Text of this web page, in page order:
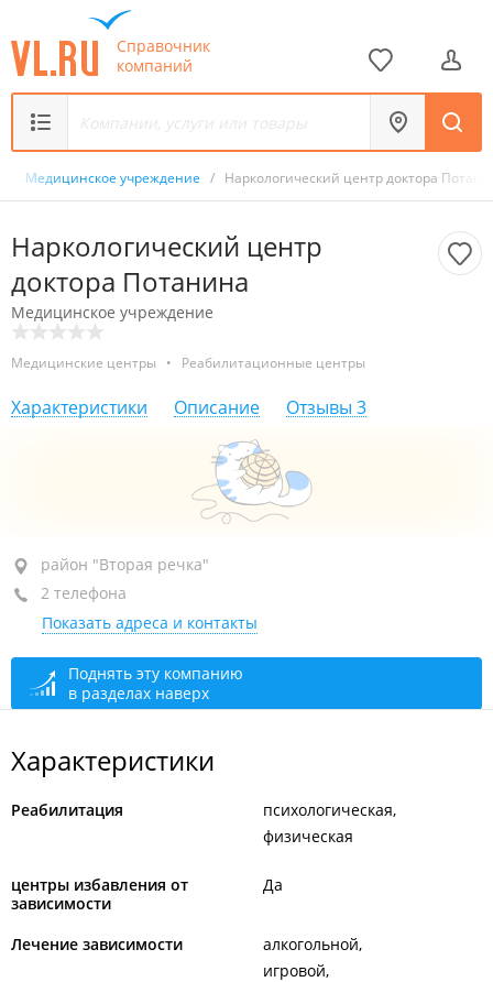
Справочник
компаний
Медицинское учреждение / Наркологический центр доктора
Наркологический центр
доктора Потанина
Медицинское учреждение
Медицинские центры • Реабилитационные центры
Характеристики Описание Отзывы 3
район "Вторая речка", ул. Бородинская, 46/50
здание "Дальприбор", 1-й этаж
+7 (423) 290-10-20
+7 952 080-61-01 анонимная помощь
Выезд на дом закрыто, откроется через 15 мин.
откроется через 15 мин.
район "Вторая речка"
2 телефона
Показать адреса и контакты
Поднять эту компанию
в разделах наверх
Характеристики
Реабилитация
психологическая
физическая
центры избавления от
зависимости
Да
Лечение зависимости
алкогольной
игровой